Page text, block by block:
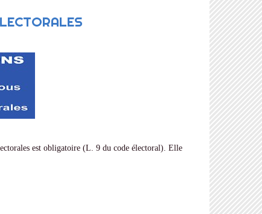
est obligatoire (L. 9 du code électoral). Elle